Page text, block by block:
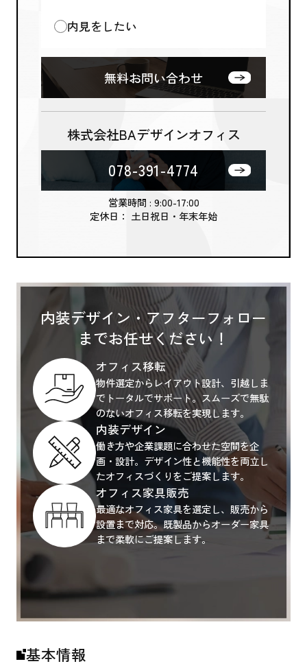
内見をしたい
無料お問い合わせ
株式会社BAデザインオフィス
078-391-4774
営業時間 : 9:00-17:00
定休日： 土日祝日・年末年始
内装デザイン・アフターフォロー
までお任せください！
オフィス移転
物件選定からレイアウト設計、引越しま
でトータルでサポート。スムーズで無駄
のないオフィス移転を実現します。
内装デザイン
働き方や企業課題に合わせた空間を企
画・設計。デザイン性と機能性を両立し
たオフィスづくりをご提案します。
オフィス家具販売
最適なオフィス家具を選定し、販売から
設置まで対応。既製品からオーダー家具
まで柔軟にご提案します。
基本情報